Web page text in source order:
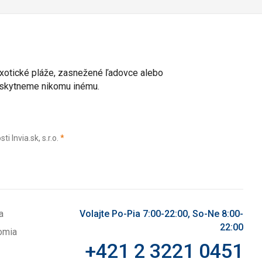
pláže, zasnežené ľadovce alebo
nikomu inému.
Invia.sk, s.r.o. *(povinné)
Volajte Po-Pia 7:00-22:00, So-Ne 8:00-
22:00
+421 2 3221 0451